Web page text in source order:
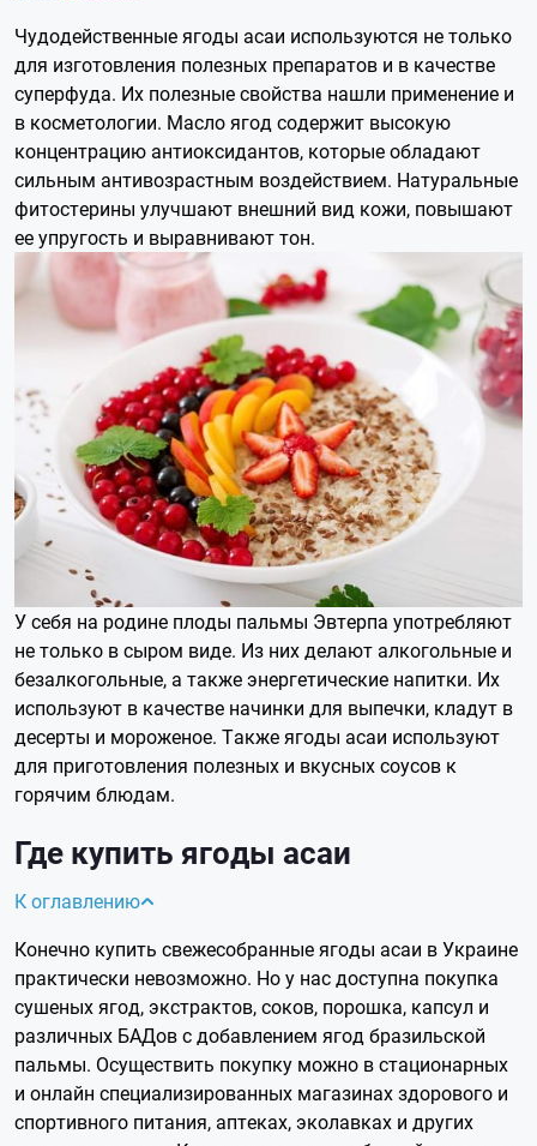
Чудодейственные ягоды асаи используются не только
для изготовления полезных препаратов и в качестве
суперфуда. Их полезные свойства нашли применение и
в косметологии. Масло ягод содержит высокую
концентрацию антиоксидантов, которые обладают
сильным антивозрастным воздействием. Натуральные
фитостерины улучшают внешний вид кожи, повышают
ее упругость и выравнивают тон.
У себя на родине плоды пальмы Эвтерпа употребляют
не только в сыром виде. Из них делают алкогольные и
безалкогольные, а также энергетические напитки. Их
используют в качестве начинки для выпечки, кладут в
десерты и мороженое. Также ягоды асаи используют
для приготовления полезных и вкусных соусов к
горячим блюдам.
Где купить ягоды асаи
К оглавлению
Конечно купить свежесобранные ягоды асаи в Украине
практически невозможно. Но у нас доступна покупка
сушеных ягод, экстрактов, соков, порошка, капсул и
различных БАДов с добавлением ягод бразильской
пальмы. Осуществить покупку можно в стационарных
и онлайн специализированных магазинах здорового и
спортивного питания, аптеках, эколавках и других